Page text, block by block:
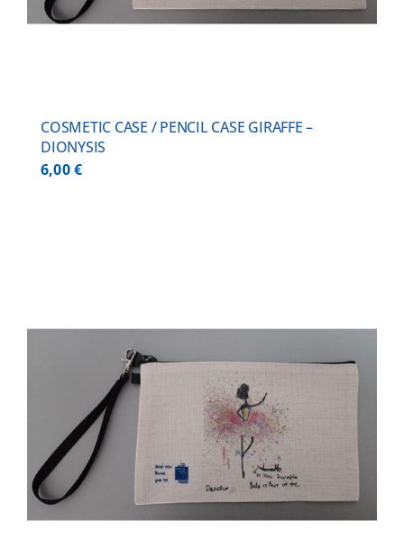
COSMETIC CASE / PENCIL CASE GIRAFFE –
DIONYSIS
6,00€